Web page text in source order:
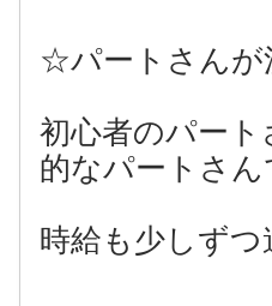
☆パートさんが
初心者のパー
的なパートさん
時給も少しず